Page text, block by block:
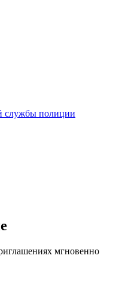
службы полиции
мгновенно